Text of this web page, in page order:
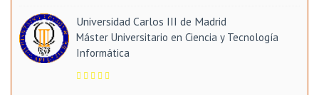
Universidad Carlos III de Madrid
Máster Universitario en Ciencia y Tecnología
Informática